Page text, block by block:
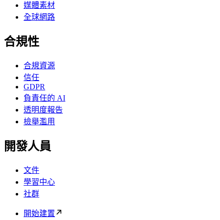
媒體素材
全球網路
合規性
合規資源
信任
GDPR
負責任的 AI
透明度報告
檢舉濫用
開發人員
文件
學習中心
社群
開始建置